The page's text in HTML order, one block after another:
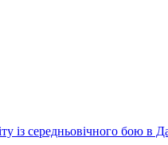
із середньовічного бою в